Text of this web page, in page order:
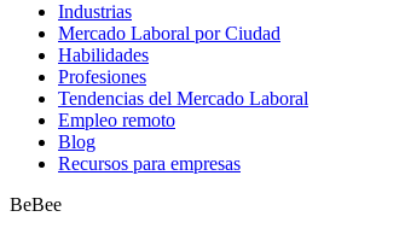
Industrias
Mercado Laboral por Ciudad
Habilidades
Profesiones
Tendencias del Mercado Laboral
Empleo remoto
Blog
Recursos para empresas
BeBee